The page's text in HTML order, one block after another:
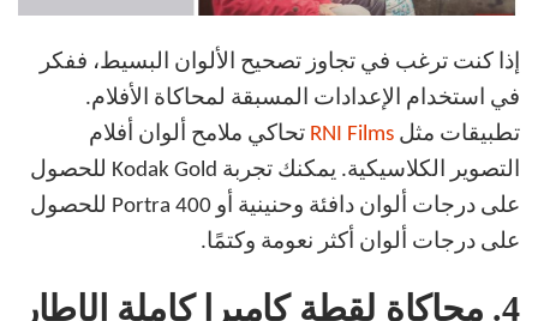
إذا كنت ترغب في تجاوز تصحيح الألوان البسيط، ففكر
في استخدام الإعدادات المسبقة لمحاكاة الأفلام.
تطبيقات مثل RNI Films تحاكي ملامح ألوان أفلام
التصوير الكلاسيكية. يمكنك تجربة Kodak Gold للحصول
على درجات ألوان دافئة وحنينية أو Portra 400 للحصول
على درجات ألوان أكثر نعومة وكتمًا.
4. محاكاة لقطة كاميرا كاملة الإطار